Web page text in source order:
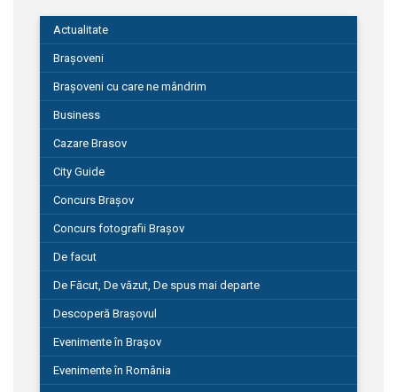
Actualitate
Brașoveni
Brașoveni cu care ne mândrim
Business
Cazare Brasov
City Guide
Concurs Brașov
Concurs fotografii Brașov
De facut
De Făcut, De văzut, De spus mai departe
Descoperă Brașovul
Evenimente în Brașov
Evenimente în România